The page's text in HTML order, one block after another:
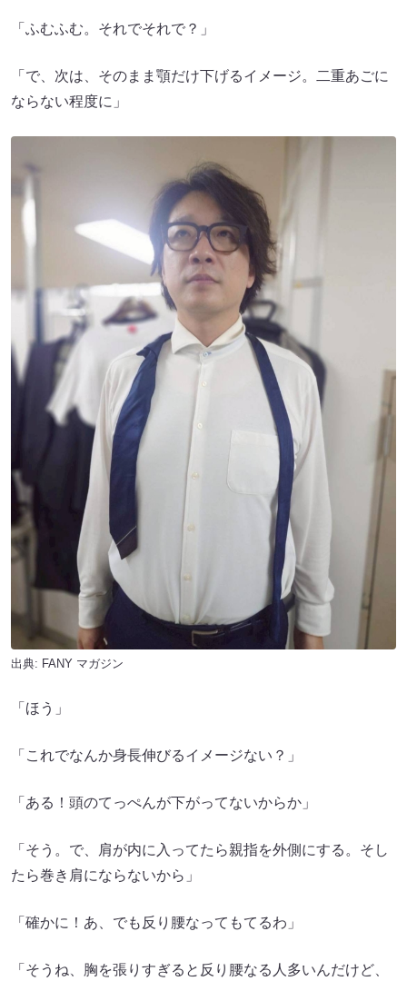
「ふむふむ。それでそれで？」
「で、次は、そのまま顎だけ下げるイメージ。二重あごに
ならない程度に」
出典: FANY マガジン
「ほう」
「これでなんか身長伸びるイメージない？」
「ある！頭のてっぺんが下がってないからか」
「そう。で、肩が内に入ってたら親指を外側にする。そし
たら巻き肩にならないから」
「確かに！あ、でも反り腰なってもてるわ」
「そうね、胸を張りすぎると反り腰なる人多いんだけど、